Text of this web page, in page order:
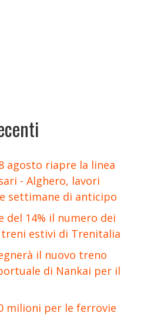
agosto riapre la linea
- Alghero, lavori
settimane di anticipo
del 14% il numero dei
estivi di Trenitalia
il nuovo treno
di Nankai per il
milioni per le ferrovie